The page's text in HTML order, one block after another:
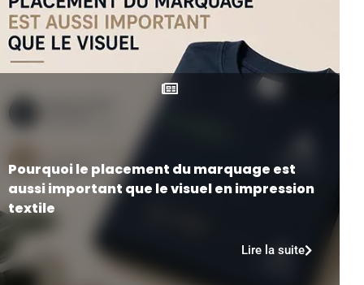
Pourquoi le placement du marquage est
aussi important que le visuel en impression
textile
Lire la suite